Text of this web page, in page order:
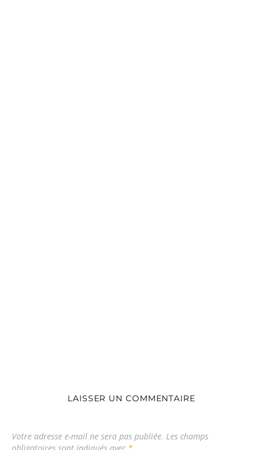
LAISSER UN COMMENTAIRE
Votre adresse e-mail ne sera pas publiée. Les champs